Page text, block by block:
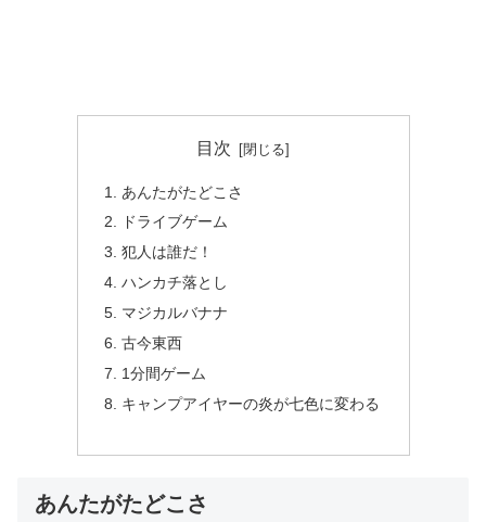
目次
あんたがたどこさ
ドライブゲーム
犯人は誰だ！
ハンカチ落とし
マジカルバナナ
古今東西
1分間ゲーム
キャンプアイヤーの炎が七色に変わる
あんたがたどこさ